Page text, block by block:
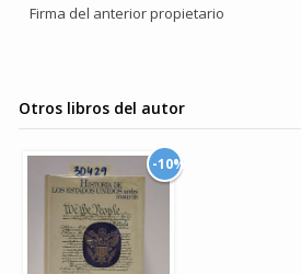
Firma del anterior propietario
Otros libros del autor
-10%